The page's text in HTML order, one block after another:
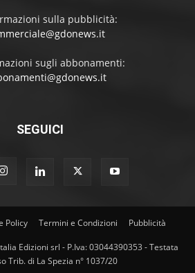
sulla pubblicità:
sugli abbonamenti:
SEGUICI
Policy Termini e Condizioni Pubblicità
Edizioni srl - P.Iva: 03044390353 - Testata
Trib. di La Spezia n° 1037/20